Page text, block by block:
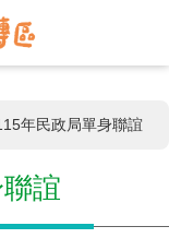
年民政局單身聯誼
誼